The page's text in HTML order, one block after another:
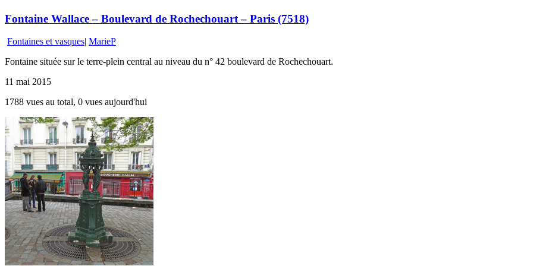
Fontaine Wallace – Boulevard de Rochechouart – Paris (7518)
Fontaines et vasques| MarieP
Fontaine située sur le terre-plein central au niveau du n° 42 boulevard de Rochechouart.
11 mai 2015
1788 vues au total, 0 vues aujourd'hui